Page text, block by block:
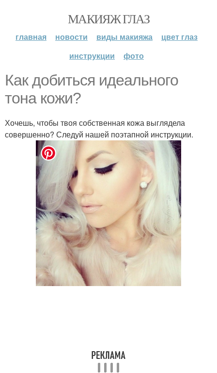
МАКИЯЖ ГЛАЗ
главная новости виды макияжа
цвет глаз
инструкции
фото
Как добиться идеального
тона кожи?
Хочешь, чтобы твоя собственная кожа выглядела
совершенно? Следуй нашей поэтапной инструкции.